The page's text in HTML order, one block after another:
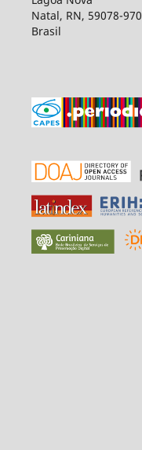
Natal, RN, 59078-970
Brasil